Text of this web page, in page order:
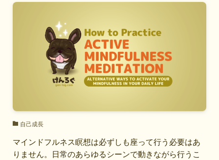
自己成長
マインドフルネス瞑想は必ずしも座って行う必要はあ
りません。日常のあらゆるシーンで動きながら行うこ